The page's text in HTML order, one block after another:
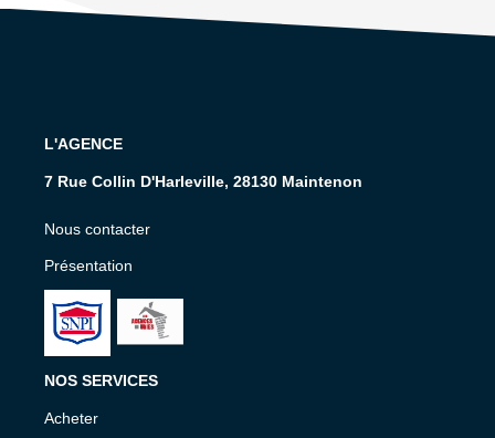
L'AGENCE
7 Rue Collin D'Harleville, 28130 Maintenon
Nous contacter
Présentation
NOS SERVICES
Acheter